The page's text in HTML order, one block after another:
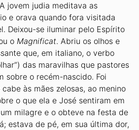
jovem judia meditava as
e orava quando fora visitada
Deixou-se iluminar pelo Espírito
o Magnificat. Abriu os olhos e
que, em italiano, o verbo
das maravilhas que pastores
sobre o recém-nascido. Foi
às mães zelosas, ao menino
o que ela e José sentiram em
milagre e o obteve na festa de
estava de pé, em sua última dor,